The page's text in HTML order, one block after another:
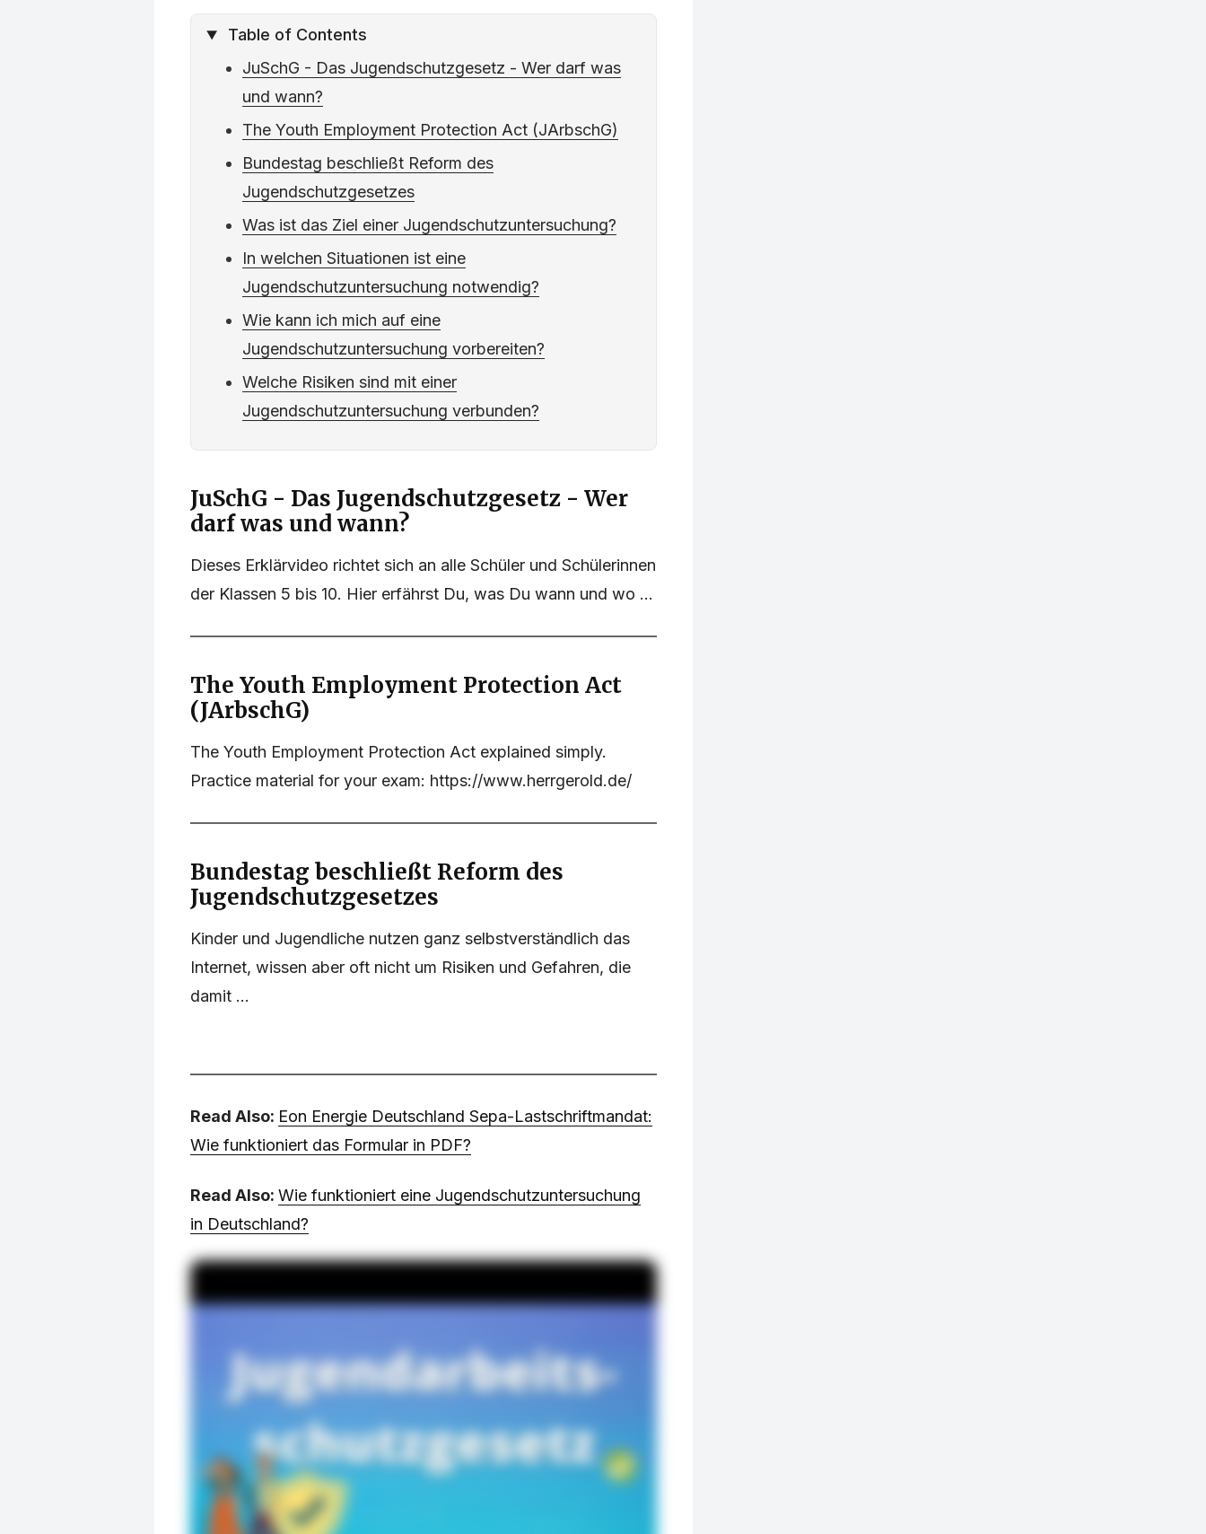
Table of Contents
JuSchG - Das Jugendschutzgesetz - Wer darf was
und wann?
The Youth Employment Protection Act (JArbschG)
Bundestag beschließt Reform des
Jugendschutzgesetzes
Was ist das Ziel einer Jugendschutzuntersuchung?
In welchen Situationen ist eine
Jugendschutzuntersuchung notwendig?
Wie kann ich mich auf eine
Jugendschutzuntersuchung vorbereiten?
Welche Risiken sind mit einer
Jugendschutzuntersuchung verbunden?
JuSchG - Das Jugendschutzgesetz - Wer
darf was und wann?
Dieses Erklärvideo richtet sich an alle Schüler und Schülerinnen
der Klassen 5 bis 10. Hier erfährst Du, was Du wann und wo ...
The Youth Employment Protection Act
(JArbschG)
The Youth Employment Protection Act explained simply.
Practice material for your exam: https://www.herrgerold.de/
Bundestag beschließt Reform des
Jugendschutzgesetzes
Kinder und Jugendliche nutzen ganz selbstverständlich das
Internet, wissen aber oft nicht um Risiken und Gefahren, die
damit ...
Read Also: Eon Energie Deutschland Sepa-Lastschriftmandat:
Wie funktioniert das Formular in PDF?
Read Also: Wie funktioniert eine Jugendschutzuntersuchung
in Deutschland?